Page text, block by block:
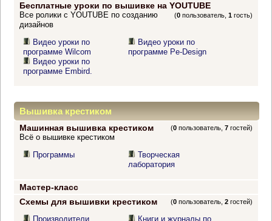
Бесплатные уроки по вышивке на YOUTUBE
(0 пользователь,1 гость)
Все ролики с YOUTUBE по созданию
дизайнов
Видео уроки по
программе Wilcom
Видео уроки по
программе Embird.
Видео уроки по
программе Pe-Design
Вышивка крестиком
Машинная вышивка крестиком (0 пользователь,7 гостей)
Всё о вышивке крестиком
Программы
Творческая
лаборатория
Мастер-класс
Схемы для вышивки крестиком
(0 пользователь,2 гостей)
Производители Книги и журналы по